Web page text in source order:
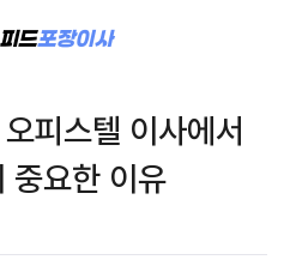
피스텔 이사에서
중요한 이유